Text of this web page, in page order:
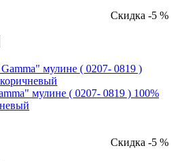
Скидка -5 %
мулине ( 0207- 0819 ) 100%
Скидка -5 %